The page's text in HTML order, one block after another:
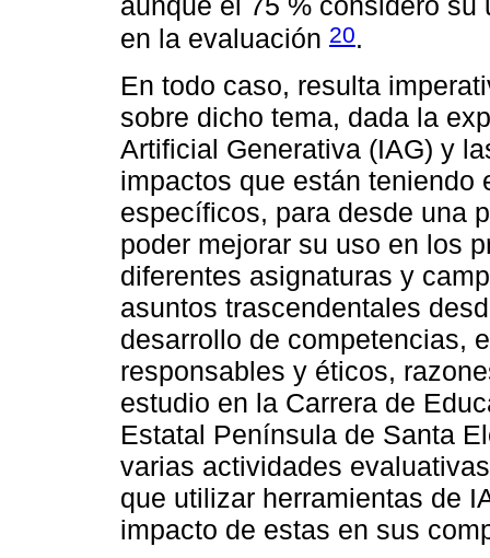
en la evaluación 20.
En todo caso, resulta
sobre dicho tema, dada la
Artificial Generativa (IAG) y
impactos que están teniendo
específicos, para desde una
poder mejorar su uso en los
diferentes asignaturas y
asuntos trascendentales
desarrollo de competencias,
responsables y éticos,
estudio en la Carrera de
Estatal Península de Santa
varias actividades
que utilizar herramientas de
impacto de estas en sus